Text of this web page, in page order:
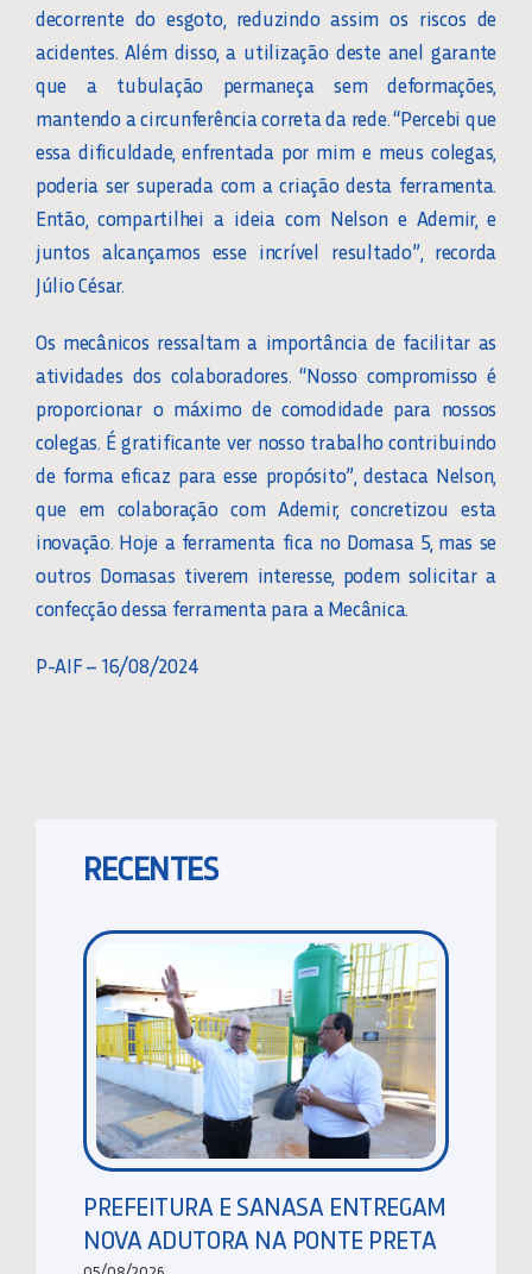
decorrente do esgoto, reduzindo assim os riscos de
acidentes. Além disso, a utilização deste anel garante
que a tubulação permaneça sem deformações,
mantendo a circunferência correta da rede. “Percebi que
essa dificuldade, enfrentada por mim e meus colegas,
poderia ser superada com a criação desta ferramenta.
Então, compartilhei a ideia com Nelson e Ademir, e
juntos alcançamos esse incrível resultado”, recorda
Júlio César.
Os mecânicos ressaltam a importância de facilitar as
atividades dos colaboradores. “Nosso compromisso é
proporcionar o máximo de comodidade para nossos
colegas. É gratificante ver nosso trabalho contribuindo
de forma eficaz para esse propósito”, destaca Nelson,
que em colaboração com Ademir, concretizou esta
inovação. Hoje a ferramenta fica no Domasa 5, mas se
outros Domasas tiverem interesse, podem solicitar a
confecção dessa ferramenta para a Mecânica.
P-AIF – 16/08/2024
RECENTES
PREFEITURA E SANASA ENTREGAM
NOVA ADUTORA NA PONTE PRETA